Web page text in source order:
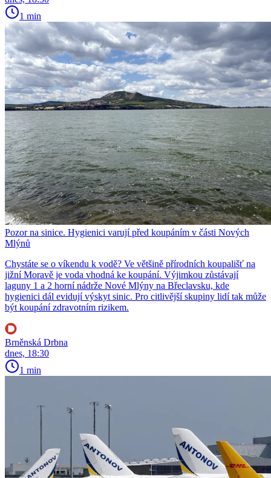
1 min
Pozor na sinice. Hygienici varují před koupáním v části Nových
Mlýnů
Chystáte se o víkendu k vodě? Ve většině přírodních koupališť na
jižní Moravě je voda vhodná ke koupání. Výjimkou zůstávají
laguny 1 a 2 horní nádrže Nové Mlýny na Břeclavsku, kde
hygienici dál evidují výskyt sinic. Pro citlivější skupiny lidí tak může
být koupání zdravotním rizikem.
Brněnská Drbna
dnes, 18:30
1 min